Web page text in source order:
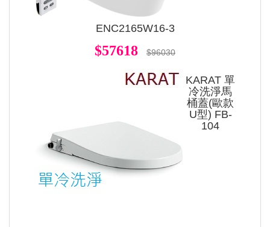
ENC2165W16-3
$57618 $96030
KARAT 單
冷洗淨馬
桶蓋(歐款
U型) FB-
104